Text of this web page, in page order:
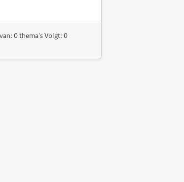
0 thema's Volgt: 0